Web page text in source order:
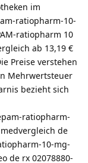
im
ratiopharm-10-
ratiopharm 10
ab 13,19 €
Preise verstehen
Mehrwertsteuer
bezieht sich
ratiopharm-
de
10-mg-
de rx 02078880-